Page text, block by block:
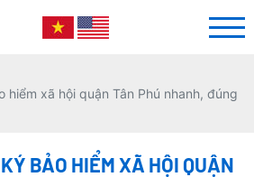
hiểm xã hội quận Tân Phú nhanh, đúng
BẢO HIỂM XÃ HỘI QUẬN